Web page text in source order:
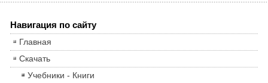
Навигация по сайту
Главная
Скачать
Учебники - Книги